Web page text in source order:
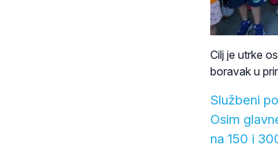
Cilj je utrke
boravak u
Službeni
Osim
na 150 i